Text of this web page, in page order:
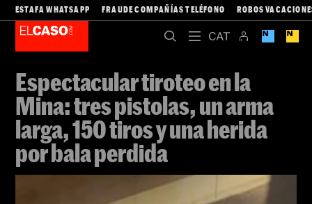
ESTAFA WHATSAPP FRAUDE COMPAÑÍAS TELÉFONO ROBOS
Espectacular tiroteo en la
Mina: tres pistolas, un arma
larga, 150 tiros y una herida
por bala perdida